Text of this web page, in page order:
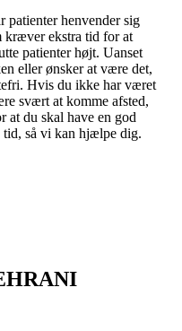
patienter henvender sig
kræver ekstra tid for at
patienter højt. Uanset
eller ønsker at være det,
Hvis du ikke har været
svært at komme afsted,
at du skal have en god
tid, så vi kan hjælpe dig.